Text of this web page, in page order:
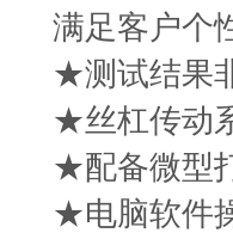
满足客户个
★测试结果
★丝杠传动
★配备微型
★电脑软件